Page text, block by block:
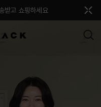
고 쇼핑하세요